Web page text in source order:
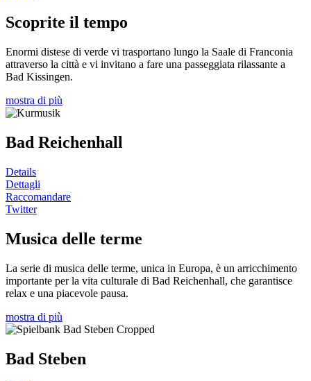
Scoprite il tempo
Enormi distese di verde vi trasportano lungo la Saale di Franconia
attraverso la città e vi invitano a fare una passeggiata rilassante a
Bad Kissingen.
mostra di più
Bad Reichenhall
Details
Dettagli
Raccomandare
Twitter
Musica delle terme
La serie di musica delle terme, unica in Europa, è un arricchimento
importante per la vita culturale di Bad Reichenhall, che garantisce
relax e una piacevole pausa.
mostra di più
Bad Steben